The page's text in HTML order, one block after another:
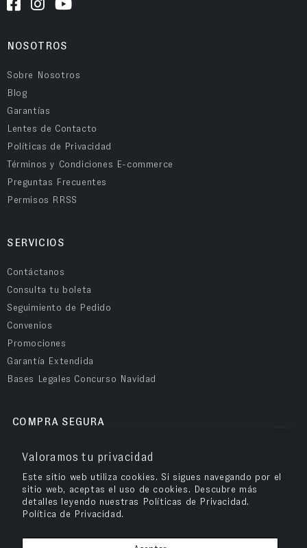
Valoramos tu privacidad
Este sitio web utiliza cookies. Si sigues navegando por el
sitio web, aceptas el uso de cookies. Descubre más
detalles leyendo nuestras Políticas de Privacidad.
Política de Privacidad.
NOSOTROS
Sobre Nosotros
Blog
Garantías
Lentes de Contacto
Políticas de Privacidad
Términos y Condiciones E-commerce
Preguntas Frecuentes
Permisos RRSS
SERVICIOS
Contáctanos
Consulta tu boleta
Seguimiento de Pedido
Convenios
Promociones
Garantía Extendida
Bases Legales Concurso Navidad
COMPRA SEGURA